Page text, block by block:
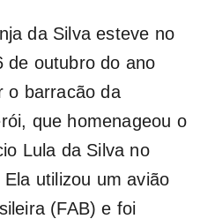
da Silva esteve no
de outubro do ano
o barracão da
que homenageou o
Lula da Silva no
utilizou um avião
(FAB) e foi